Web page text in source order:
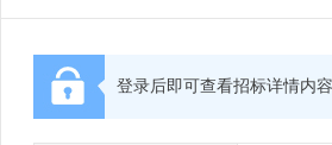
登录后即可查看招标详情内容